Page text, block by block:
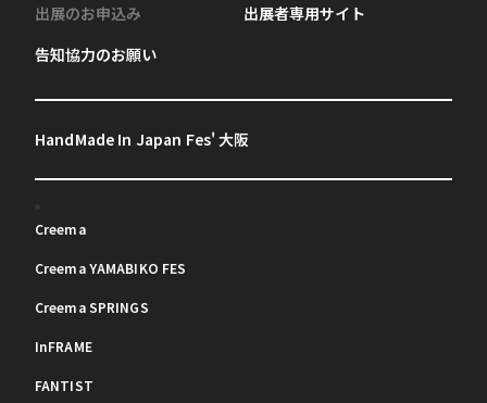
出展のお申込み
告知協力のお願い
出展者専用サイト
HandMade In Japan Fes' 大阪
Creema
Creema YAMABIKO FES
Creema SPRINGS
InFRAME
FANTIST